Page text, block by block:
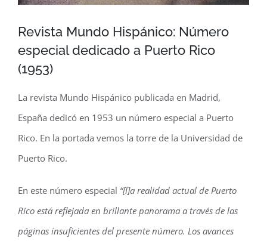
Revista Mundo Hispánico: Número
especial dedicado a Puerto Rico
(1953)
La revista Mundo Hispánico publicada en Madrid,
España dedicó en 1953 un número especial a Puerto
Rico. En la portada vemos la torre de la Universidad de
Puerto Rico.
En este número especial “[l]a realidad actual de Puerto
Rico está reflejada en brillante panorama a través de las
páginas insuficientes del presente número. Los avances